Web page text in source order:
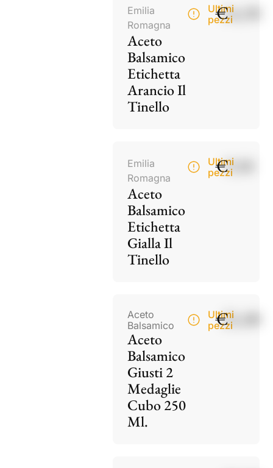
Emilia
Romagna
Aceto
Balsamico
Etichetta
Arancio Il
Tinello
Ultimi
pezzi
€14,50
Emilia
Romagna
Aceto
Balsamico
Etichetta
Gialla Il
Tinello
Ultimi
pezzi
€9,50
Aceto
Balsamico
Aceto
Balsamico
Giusti 2
Medaglie
Cubo 250
Ml.
Ultimi
pezzi
€21,00